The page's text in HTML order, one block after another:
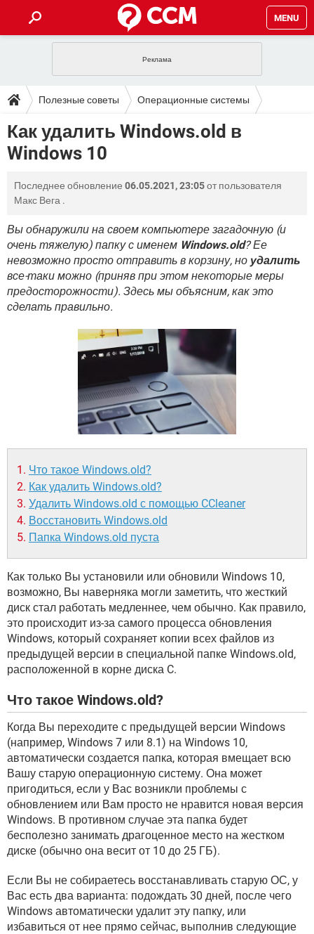
MENU
INSTAGRAM FACEBOOK
ИГРЫ WINDOWS 10
ВКОНТАКТЕ
ПОЛЕЗНЫЕ СОВЕТЫ
TIKTOK
WHATSAPP INSTAGRAM
WINDOWS 10 ВКОНТАКТЕ
YANDEX
ЗАГРУЗКИ
TIKTOK
FACEBOOK
WINDOWS 10
ВИДЕО GOOGLE
YANDEX
ФОРУМ
TIKTOK TELEGRAM
FACEBOOK ИГРЫ
WINDOWS 10 ВКОНТАКТЕ
YANDEX
ЭНЦИКЛОПЕДИЯ
TIKTOK
WHATSAPP INSTAGRAM
FACEBOOK ИГРЫ
WINDOWS 10 ВКОНТАКТЕ
Полезные советы Операционные системы
Windows
Как удалить Windows.old в
Windows 10
Последнее обновление 06.05.2021, 23:05от пользователя
Макс Вега .
Вы обнаружили на своем компьютере загадочную (и
очень тяжелую) папку с именем Windows.old? Ее
невозможно просто отправить в корзину, но удалить
все-таки можно (приняв при этом некоторые меры
предосторожности). Здесь мы объясним, как это
сделать правильно.
Что такое Windows.old?
Как удалить Windows.old?
Удалить Windows.old с помощью CCleaner
Восстановить Windows.old
Папка Windows.old пуста
Как только Вы установили или обновили Windows 10,
возможно, Вы наверняка могли заметить, что жесткий
диск стал работать медленнее, чем обычно. Как правило,
это происходит из-за самого процесса обновления
Windows, который сохраняет копии всех файлов из
предыдущей версии в специальной папке Windows.old,
расположенной в корне диска C.
Что такое Windows.old?
Когда Вы переходите с предыдущей версии Windows
(например, Windows 7 или 8.1) на Windows 10,
автоматически создается папка, которая вмещает всю
Вашу старую операционную систему. Она может
пригодиться, если у Вас возникли проблемы с
обновлением или Вам просто не нравится новая версия
Windows. В противном случае эта папка будет
бесполезно занимать драгоценное место на жестком
диске (обычно она весит от 10 до 25 ГБ).
Если Вы не собираетесь восстанавливать старую ОС, у
Вас есть два варианта: подождать 30 дней, после чего
Windows автоматически удалит эту папку, или
избавиться от нее прямо сейчас, выполнив следующие